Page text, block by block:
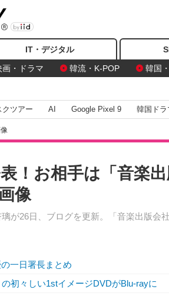
IT・デジタル
画・ドラマ
韓流・K-POP 韓国
クツアー AI Google Pixel 9 韓国ドラ
！お相手は「音楽
像
が26日、ブログを更新。「音楽出版会
一日署長まとめ
初々しい1stイメージDVDがBlu-rayに